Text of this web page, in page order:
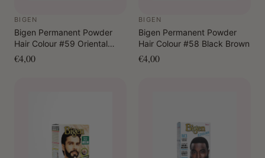
BIGEN
Bigen Permanent Powder
Hair Colour #59 Oriental
Black
€4,00
BIGEN
Bigen Permanent Powder
Hair Colour #58 Black Brown
€4,00